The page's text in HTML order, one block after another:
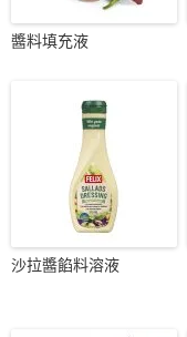
醬料填充液
沙拉醬餡料溶液